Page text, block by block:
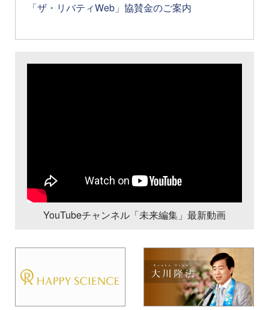
「ザ・リバティWeb」協賛金のご案内
YouTubeチャンネル「未来編集」最新動画